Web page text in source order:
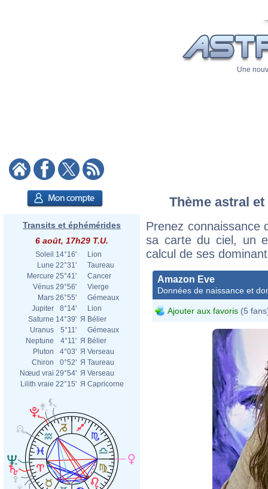
Une
Transits et éphémérides
6 août, 17h29 T.U.
Soleil 14°16'
Lion
Lune 22°31'
Taureau
Mercure 25°41'
Cancer
Vénus 29°56'
Vierge
Mars 26°55'
Gémeaux
Jupiter
8°14'
Lion
Saturne 14°39' Я Bélier
Uranus
5°11'
Gémeaux
Neptune
4°11' Я Bélier
Pluton
4°03' Я Verseau
Chiron
0°52' Я Taureau
Nœud vrai 29°54' Я Verseau
Lilith vraie 22°15' Я Capricorne
Thème astral
Prenez connaissance
sa carte du ciel, un
calcul de ses
Amazon Eve
Données de naissance et
Ajouter aux favoris (5